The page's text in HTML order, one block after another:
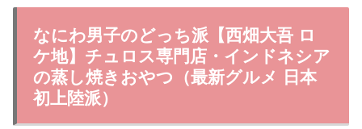
なにわ男子のどっち派【西畑大吾 ロ
ケ地】チュロス専門店・インドネシア
の蒸し焼きおやつ（最新グルメ 日本
初上陸派）